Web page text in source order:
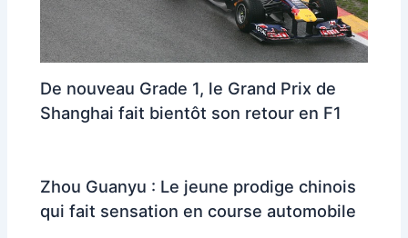
De nouveau Grade 1, le Grand Prix de
Shanghai fait bientôt son retour en F1
Zhou Guanyu : Le jeune prodige chinois
qui fait sensation en course automobile